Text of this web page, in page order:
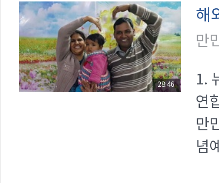
28:46
해
만
1.
연
만
념